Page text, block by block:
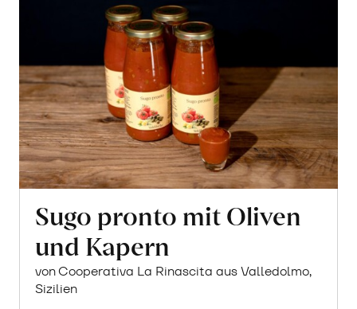
Sugo pronto mit Oliven
und Kapern
von Cooperativa La Rinascita aus Valledolmo,
Sizilien